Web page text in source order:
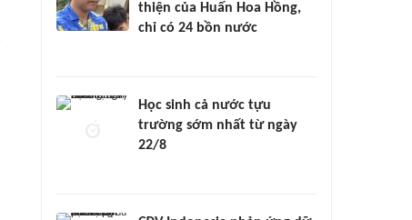
thiện của Huấn Hoa Hồng,
chỉ có 24 bồn nước
Học sinh cả nước tựu
trường sớm nhất từ ngày
22/8